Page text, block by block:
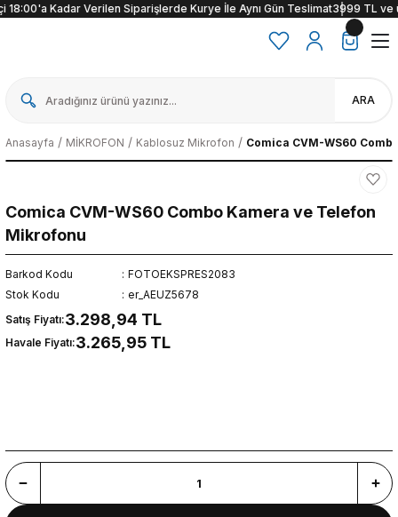
Kadar Verilen Siparişlerde Kurye İle Aynı Gün Teslimat3999 TL ve
ARA
Anasayfa MİKROFON Kablosuz Mikrofon Comica CVM-WS60
Comica CVM-WS60 Combo Kamera ve Telefon
Mikrofonu
Barkod Kodu
FOTOEKSPRES2083
Stok Kodu
er_AEUZ5678
Satış Fiyatı:3.298,94 TL
Havale Fiyatı:3.265,95 TL